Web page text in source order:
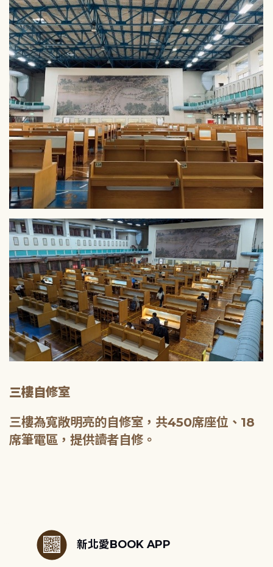
三樓自修室
三樓為寬敞明亮的自修室，共450席座位、18
席筆電區，提供讀者自修。
新北愛BOOK APP